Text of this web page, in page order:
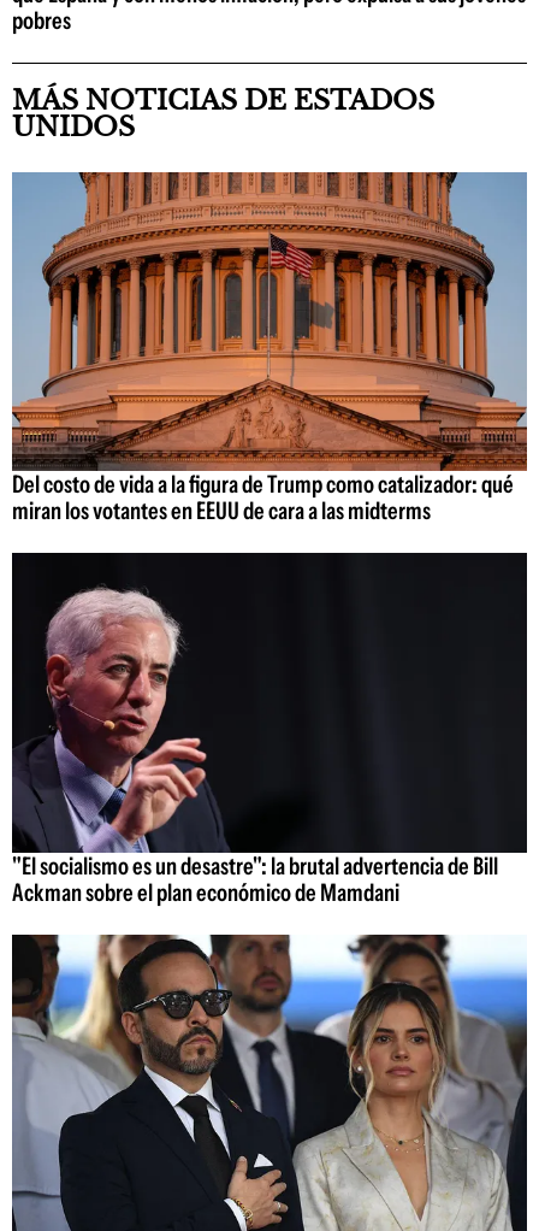
pobres
MÁS NOTICIAS DE ESTADOS
UNIDOS
Del costo de vida a la figura de Trump como catalizador: qué
miran los votantes en EEUU de cara a las midterms
"El socialismo es un desastre": la brutal advertencia de Bill
Ackman sobre el plan económico de Mamdani